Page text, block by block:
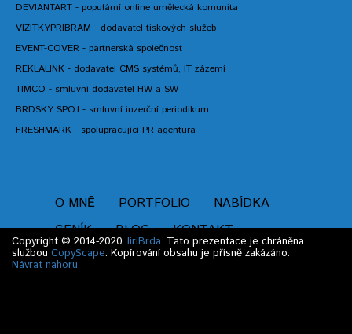
DEVIANTART - populární online umělecká komunita
VIZITKYPRIBRAM - dodavatel tiskových služeb
EVENT-COVER - partnerská společnost
REKLALINK - dodavatel CMS systémů, IT zázemí
TIMCO - smluvní dodavatel HW a SW
BRDSKÝ SPOJ - smluvní inzerční periodikum
FRESHMARK - spolupracující PR agentura
O MNĚ PORTFOLIO
NABÍDKA
CENÍK
BLOG KONTAKT
Copyright © 2014-2020 JiriBrda. Tato prezentace je chráněna
službou CopyScape. Kopírování obsahu je přísně zakázáno.
Návrat nahoru